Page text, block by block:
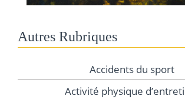
Autres Rubriques
Accidents du sport
Activité physique